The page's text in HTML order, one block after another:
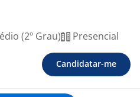
(2º Grau) Presencial
Candidatar-me